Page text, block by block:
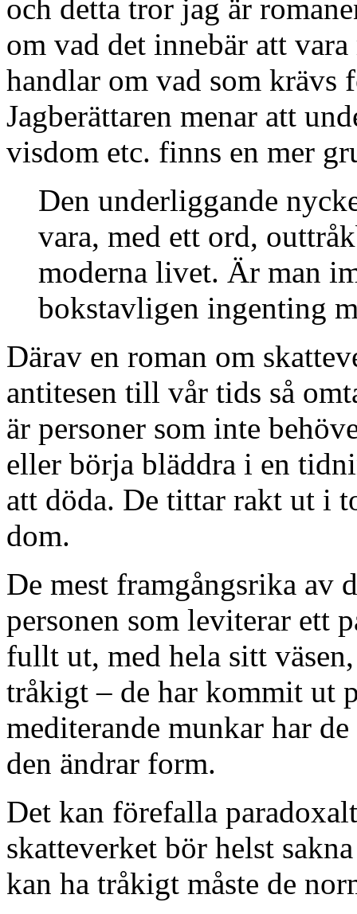
och detta tror jag är
om vad det innebär att
handlar om vad som
Jagberättaren menar att
visdom etc. finns en mer
Den underliggande
vara, med ett ord,
moderna livet. Är man
bokstavligen ingenting
Därav en roman om
antitesen till vår tids så
är personer som inte
eller börja bläddra i en
att döda. De tittar rakt ut i
dom.
De mest framgångsrika av
personen som leviterar ett
fullt ut, med hela sitt
tråkigt – de har kommit ut
mediterande munkar har
den ändrar form.
Det kan förefalla
skatteverket bör helst
kan ha tråkigt måste de